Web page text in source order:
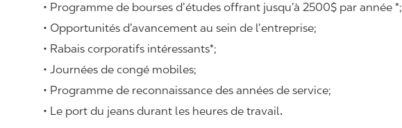
• Programme de bourses d’études offrant jusqu’à 2500$ par année *;
• Opportunités d’avancement au sein de l’entreprise;
• Rabais corporatifs intéressants*;
• Journées de congé mobiles;
• Programme de reconnaissance des années de service;
• Le port du jeans durant les heures de travail.